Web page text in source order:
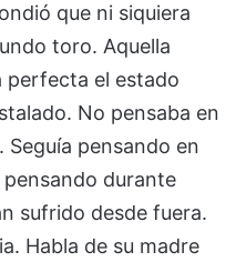
que ni siquiera
toro. Aquella
perfecta el estado
No pensaba en
Seguía pensando en
durante
sufrido desde fuera.
Habla de su madre